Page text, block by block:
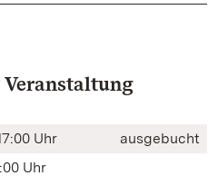
Uhr
ausgebucht
Uhr